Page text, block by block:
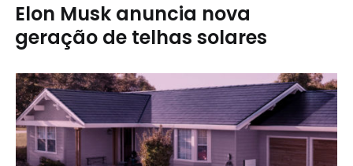
Elon Musk anuncia nova
geração de telhas solares